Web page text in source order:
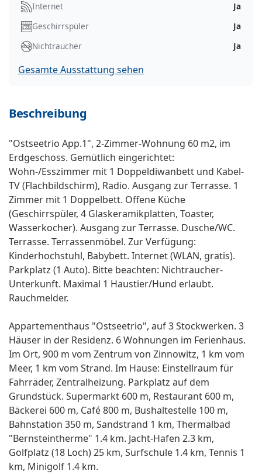
Internet
Ja
Geschirrspüler
Ja
Nichtraucher
Ja
Gesamte Ausstattung sehen
Beschreibung
"Ostseetrio App.1", 2-Zimmer-Wohnung 60 m2, im
Erdgeschoss. Gemütlich eingerichtet:
Wohn-/Esszimmer mit 1 Doppeldiwanbett und Kabel-
TV (Flachbildschirm), Radio. Ausgang zur Terrasse. 1
Zimmer mit 1 Doppelbett. Offene Küche
(Geschirrspüler, 4 Glaskeramikplatten, Toaster,
Wasserkocher). Ausgang zur Terrasse. Dusche/WC.
Terrasse. Terrassenmöbel. Zur Verfügung:
Kinderhochstuhl, Babybett. Internet (WLAN, gratis).
Parkplatz (1 Auto). Bitte beachten: Nichtraucher-
Unterkunft. Maximal 1 Haustier/Hund erlaubt.
Rauchmelder.
Appartementhaus "Ostseetrio", auf 3 Stockwerken. 3
Häuser in der Residenz. 6 Wohnungen im Ferienhaus.
Im Ort, 900 m vom Zentrum von Zinnowitz, 1 km vom
Meer, 1 km vom Strand. Im Hause: Einstellraum für
Fahrräder, Zentralheizung. Parkplatz auf dem
Grundstück. Supermarkt 600 m, Restaurant 600 m,
Bäckerei 600 m, Café 800 m, Bushaltestelle 100 m,
Bahnstation 350 m, Sandstrand 1 km, Thermalbad
"Bernsteintherme" 1.4 km. Jacht-Hafen 2.3 km,
Golfplatz (18 Loch) 25 km, Surfschule 1.4 km, Tennis 1
km, Minigolf 1.4 km.